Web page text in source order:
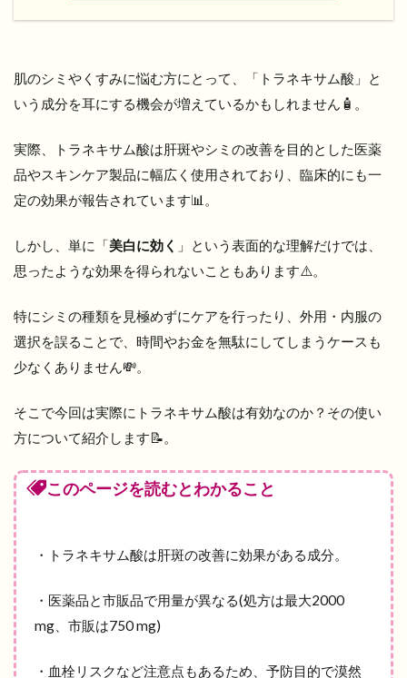
肌のシミやくすみに悩む方にとって、「トラネキサム酸」と
いう成分を耳にする機会が増えているかもしれません🧴。
実際、トラネキサム酸は肝斑やシミの改善を目的とした医薬
品やスキンケア製品に幅広く使用されており、臨床的にも一
定の効果が報告されています📊。
しかし、単に「美白に効く 」という表面的な理解だけでは、
思ったような効果を得られないこともあります⚠️。
特にシミの種類を見極めずにケアを行ったり、外用・内服の
選択を誤ることで、時間やお金を無駄にしてしまうケースも
少なくありません💸。
そこで今回は実際にトラネキサム酸は有効なのか？その使い
方について紹介します📝。
このページを読むとわかること
・トラネキサム酸は肝斑の改善に効果がある成分。
・医薬品と市販品で用量が異なる(処方は最大2000
mg、市販は750 mg)
・血栓リスクなど注意点もあるため、予防目的で漠然